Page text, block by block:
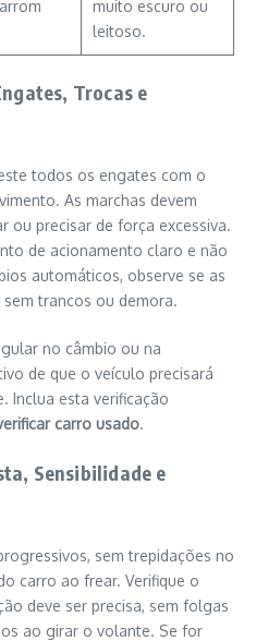
muito escuro ou
leitoso.
Trocas e
todos os engates com o
As marchas devem
ou precisar de força excessiva.
de acionamento claro e não
automáticos, observe se as
trancos ou demora.
no câmbio ou na
de que o veículo precisará
Inclua esta verificação
carro usado.
Sensibilidade e
sem trepidações no
carro ao frear. Verifique o
deve ser precisa, sem folgas
ao girar o volante. Se for